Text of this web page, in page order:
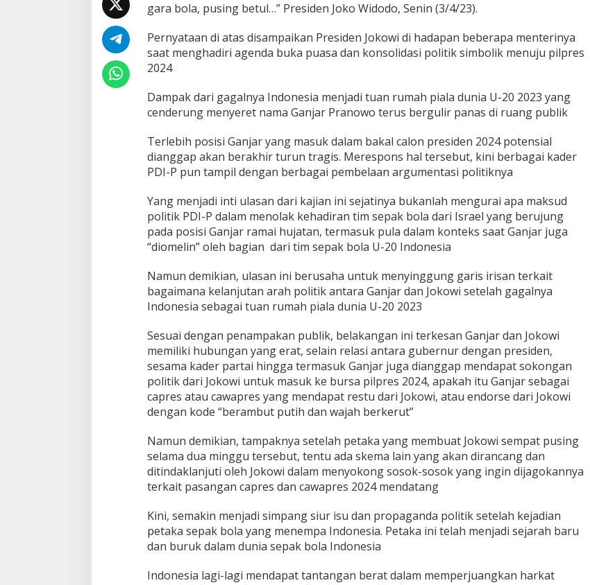
2
gara bola, pusing betul…” Presiden Joko Widodo, Senin (3/4/23).
Pernyataan di atas disampaikan Presiden Jokowi di hadapan beberapa menterinya
saat menghadiri agenda buka puasa dan konsolidasi politik simbolik menuju pilpres
2024
Dampak dari gagalnya Indonesia menjadi tuan rumah piala dunia U-20 2023 yang
cenderung menyeret nama Ganjar Pranowo terus bergulir panas di ruang publik
Terlebih posisi Ganjar yang masuk dalam bakal calon presiden 2024 potensial
dianggap akan berakhir turun tragis. Merespons hal tersebut, kini berbagai kader
PDI-P pun tampil dengan berbagai pembelaan argumentasi politiknya
Yang menjadi inti ulasan dari kajian ini sejatinya bukanlah mengurai apa maksud
politik PDI-P dalam menolak kehadiran tim sepak bola dari Israel yang berujung
pada posisi Ganjar ramai hujatan, termasuk pula dalam konteks saat Ganjar juga
“diomelin” oleh bagian dari tim sepak bola U-20 Indonesia
Namun demikian, ulasan ini berusaha untuk menyinggung garis irisan terkait
bagaimana kelanjutan arah politik antara Ganjar dan Jokowi setelah gagalnya
Indonesia sebagai tuan rumah piala dunia U-20 2023
Sesuai dengan penampakan publik, belakangan ini terkesan Ganjar dan Jokowi
memiliki hubungan yang erat, selain relasi antara gubernur dengan presiden,
sesama kader partai hingga termasuk Ganjar juga dianggap mendapat sokongan
politik dari Jokowi untuk masuk ke bursa pilpres 2024, apakah itu Ganjar sebagai
capres atau cawapres yang mendapat restu dari Jokowi, atau endorse dari Jokowi
dengan kode “berambut putih dan wajah berkerut”
Namun demikian, tampaknya setelah petaka yang membuat Jokowi sempat pusing
selama dua minggu tersebut, tentu ada skema lain yang akan dirancang dan
ditindaklanjuti oleh Jokowi dalam menyokong sosok-sosok yang ingin dijagokannya
terkait pasangan capres dan cawapres 2024 mendatang
Kini, semakin menjadi simpang siur isu dan propaganda politik setelah kejadian
petaka sepak bola yang menempa Indonesia. Petaka ini telah menjadi sejarah baru
dan buruk dalam dunia sepak bola Indonesia
Indonesia lagi-lagi mendapat tantangan berat dalam memperjuangkan harkat